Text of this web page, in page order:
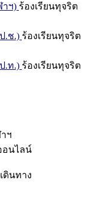
าฯ) ร้องเรียนทุจริต
.ช.) ร้องเรียนทุจริต
.ท.) ร้องเรียนทุจริต
ฯ
อนไลน์
ดินทาง